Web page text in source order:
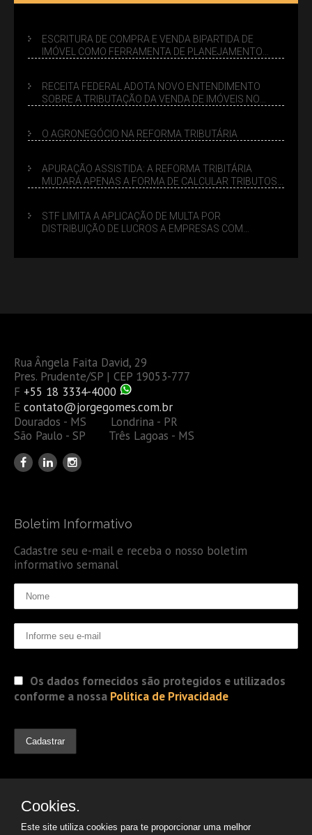
ESCRITURA DE COMPRA E VENDA BIPARTIDA DE
IMÓVEL COMO FERRAMENTA DE PLANEJAMENTO
RECEITA FEDERAL ADOTA NOVO ENTENDIMENTO
SOBRE A TRIBUTAÇÃO DA VENDA DE IMÓVEIS NO
O AGRONEGÓCIO NA REFORMA TRIBUTÁRIA
APURAÇÃO ASSISTIDA: A REFORMA TRIBITÁRIA
MUDARÁ APENAS A FORMA DE CALCULAR TRIBUTOS
STF LIMITA A APLICAÇÃO DE MULTA POR
DISTRIBUIÇÃO DE LUCROS A EMPRESAS COM
Rua Ângela Faita David, 29
Pres. Prudente/SP | CEP 19053-777
F +55 18 3334-4000
E contato@jorgegomes.com.br
Dourados - MS Londrina - PR
São Paulo - SP Três Lagoas - MS
Boletim Informativo
Cadastre seu e-mail e receba o nosso boletim
informativo semanal
Os dados fornecidos são protegidos e utilizados
conforme a nossa Politica de Privacidade
Cookies.
Este site utiliza cookies para te proporcionar uma melhor